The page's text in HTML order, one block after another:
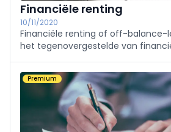
Financiële renting
10/11/2020
Financiële renting of off-balance-
het tegenovergestelde van
gebruik van (bijvoorbeeld) de
Premium